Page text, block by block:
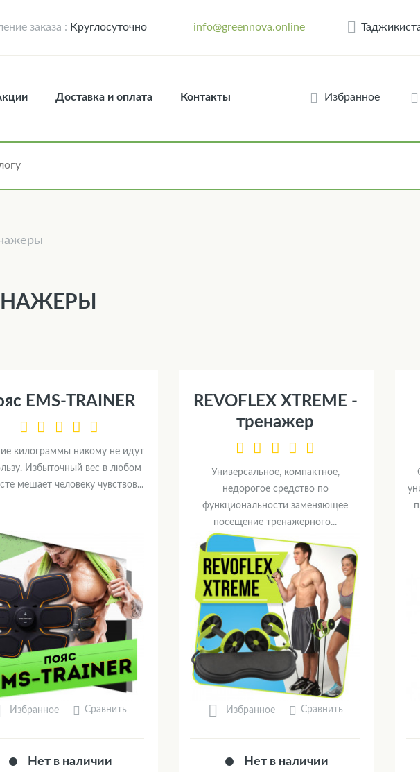
заказа : Круглосуточно info@greennova.online
Доставка и оплата Контакты Избранное
EMS-TRAINER
килограммы никому не идут
Избыточный вес в любом
мешает человеку чувствов...
Избранное Сравнить
Нет в наличии
REVOFLEX XTREME -
тренажер
Универсальное, компактное,
недорогое средство по
функциональности заменяющее
посещение тренажерного...
Избранное Сравнить
Нет в наличии